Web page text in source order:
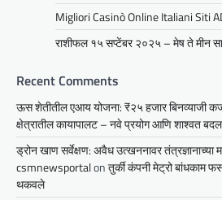
Migliori Casinò Online Italiani Siti
राशीफल १५ सप्टेंबर २०२५ – मेष ते मीन
Recent Comments
ऊस शेतीतील एआय योजना: ₹२५ हजार बिनव्याजी
क्षेत्रातील कायापालट – नवे प्रयोग आणि शाश्वत बदल
ड्रोन खाण सर्वेक्षण: अवैध उत्खननावर तंत्रज्ञानाच्या
csmnewsportalonतुर्की कंपनी मेट्रो बांधकाम
थकवले